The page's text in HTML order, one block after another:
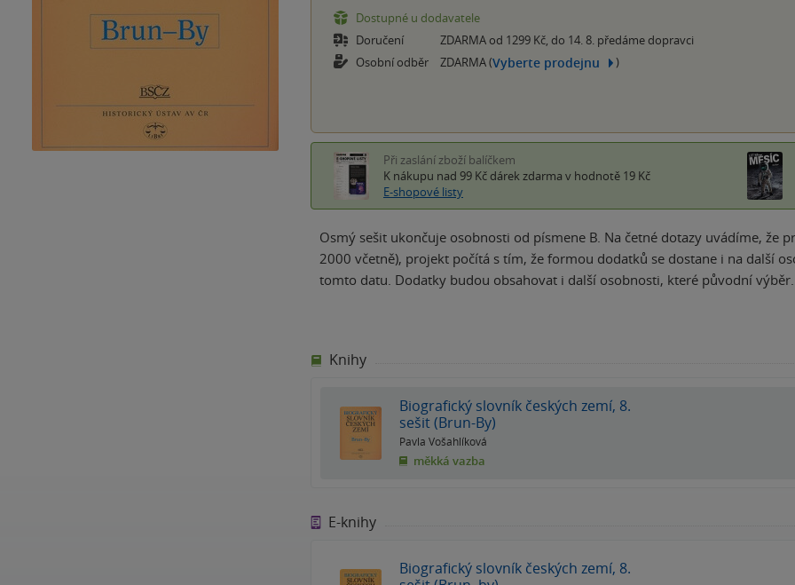
Dostupné u dodavatele
Doručení
ZDARMA od 1299 Kč, do 14. 8. předáme dopravci
Osobní odběr
ZDARMA (Vyberte prodejnu )
Při zaslání zboží balíčkem
K nákupu nad 99 Kč dárek zdarma v hodnotě 19 Kč
E-shopové listy
Osmý sešit ukončuje osobnosti od písmene B. Na četné dotazy uvádíme, že
2000 včetně), projekt počítá s tím, že formou dodatků se dostane i na další
tomto datu. Dodatky budou obsahovat i další osobnosti, které původní
Knihy
Biografický slovník českých zemí, 8.
sešit (Brun-By)
Pavla Vošahlíková
měkká vazba
E-knihy
Biografický slovník českých zemí, 8.